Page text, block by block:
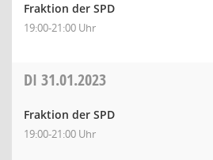
Fraktion der SPD
19:00-21:00 Uhr
DI 31.01.2023
Fraktion der SPD
19:00-21:00 Uhr